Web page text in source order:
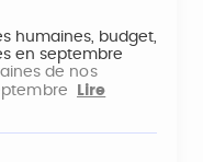
humaines, budget,
en septembre
de nos
Lire